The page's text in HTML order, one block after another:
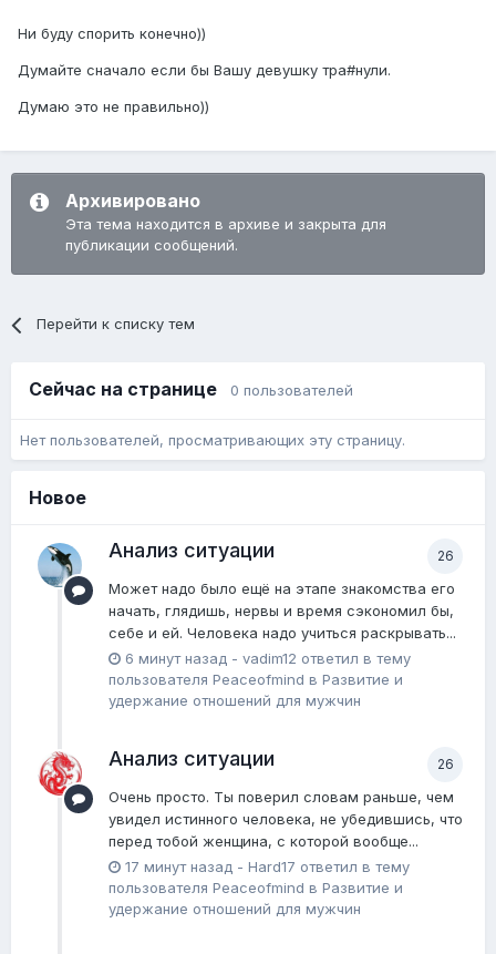
Ни буду спорить конечно))
Думайте сначало если бы Вашу девушку тра#нули.
Думаю это не правильно))
Архивировано
Эта тема находится в архиве и закрыта для
публикации сообщений.
Перейти к списку тем
Сейчас на странице 0 пользователей
Нет пользователей, просматривающих эту страницу.
Новое
26
Анализ ситуации
Может надо было ещё на этапе знакомства его
начать, глядишь, нервы и время сэкономил бы,
себе и ей. Человека надо учиться раскрывать...
6 минут назад - vadim12 ответил в тему
пользователя Peaceofmind в Pазвитие и
удержание отношений для мужчин
26
Анализ ситуации
Очень просто. Ты поверил словам раньше, чем
увидел истинного человека, не убедившись, что
перед тобой женщина, с которой вообще...
17 минут назад - Hard17 ответил в тему
пользователя Peaceofmind в Pазвитие и
удержание отношений для мужчин